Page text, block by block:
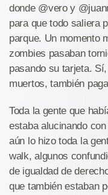
donde @vero y
para que todo saliera
parque. Un momento
zombies pasaban
pasando su tarjeta.
muertos, también
Toda la gente que
estaba alucinando
aún lo hizo toda la
walk, algunos
de igualdad de
que también estaban